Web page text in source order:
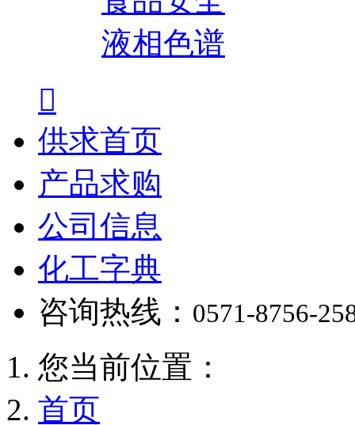
液相色谱

供求首页
产品求购
公司信息
化工字典
咨询热线： 0571-8756-
您当前位置：
首页